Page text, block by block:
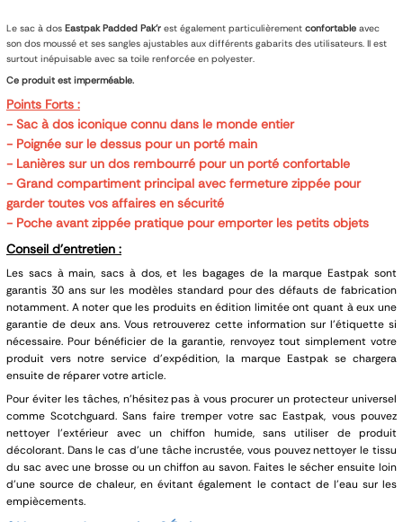
Le sac à dos EastpakPadded Pak'r est également particulièrement confortable avec
son dos moussé et ses sangles ajustables aux différents gabarits des utilisateurs. Il est
surtout inépuisable avec sa toile renforcée en polyester.
Ce produit est imperméable.
Points Forts :
- Sac à dos iconique connu dans le monde entier
- Poignée sur le dessus pour un porté main
- Lanières sur un dos rembourré pour un porté confortable
- Grand compartiment principal avec fermeture zippée pour
garder toutes vos affaires en sécurité
- Poche avant zippée pratique pour emporter les petits objets
Conseil d’entretien :
Les sacs à main, sacs à dos, et les bagages de la marqueEastpak sont
garantis 30 ans sur les modèles standard pour des défauts de fabrication
notamment. A noter que les produits en édition limitée ont quant à eux une
garantie de deux ans. Vous retrouverez cette information sur l'étiquette si
nécessaire. Pour bénéficier de la garantie, renvoyez tout simplement votre
produit vers notre service d'expédition, la marque Eastpak se chargera
ensuite de réparer votre article.
Pour éviter les tâches, n'hésitez pas à vous procurer un protecteur universel
comme Scotchguard. Sans faire tremper votre sac Eastpak, vous pouvez
nettoyer l'extérieur avec un chiffon humide, sans utiliser de produit
décolorant. Dans le cas d'une tâche incrustée, vous pouvez nettoyer le tissu
du sac avec une brosse ou un chiffon au savon. Faites le sécher ensuite loin
d'une source de chaleur, en évitant également le contact de l'eau sur les
empiècements.